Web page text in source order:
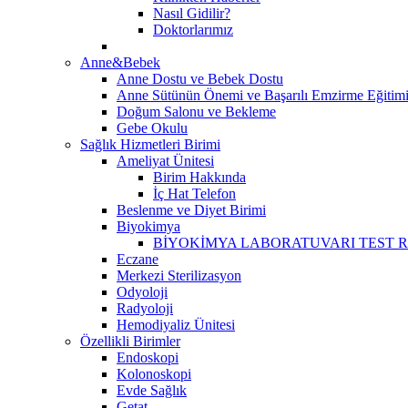
Nasıl Gidilir?
Doktorlarımız
Anne&Bebek
Anne Dostu ve Bebek Dostu
Anne Sütünün Önemi ve Başarılı Emzirme Eğitimi
Doğum Salonu ve Bekleme
Gebe Okulu
Sağlık Hizmetleri Birimi
Ameliyat Ünitesi
Birim Hakkında
İç Hat Telefon
Beslenme ve Diyet Birimi
Biyokimya
BİYOKİMYA LABORATUVARI TEST
Eczane
Merkezi Sterilizasyon
Odyoloji
Radyoloji
Hemodiyaliz Ünitesi
Özellikli Birimler
Endoskopi
Kolonoskopi
Evde Sağlık